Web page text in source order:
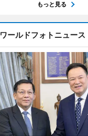
もっと見る
ワールドフォトニュース